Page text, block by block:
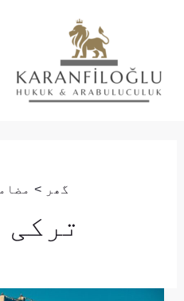
گھر
ترکی